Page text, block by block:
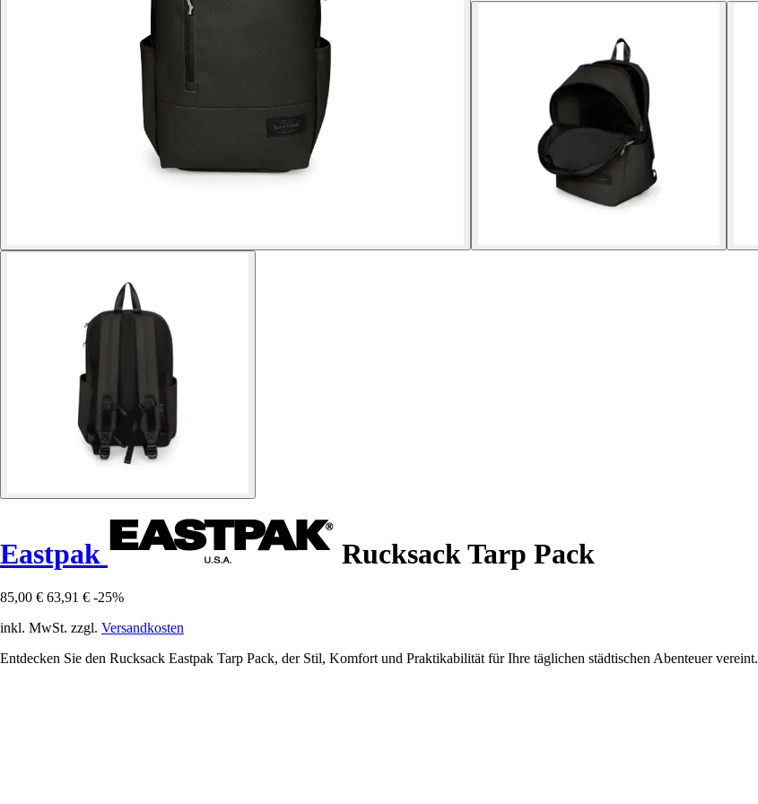
Eastpak Rucksack Tarp Pack
85,00 € 63,91 € -25%
inkl. MwSt. zzgl. Versandkosten
Entdecken Sie den Rucksack Eastpak Tarp Pack, der Stil, Komfort und Praktikabilität für Ihre täglichen städtischen Abenteuer vereint.